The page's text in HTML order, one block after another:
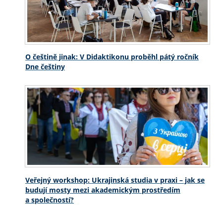
O češtině jinak: V Didaktikonu proběhl pátý ročník
Dne češtiny
Veřejný workshop: Ukrajinská studia v praxi – jak se
budují mosty mezi akademickým prostředím
a společností?